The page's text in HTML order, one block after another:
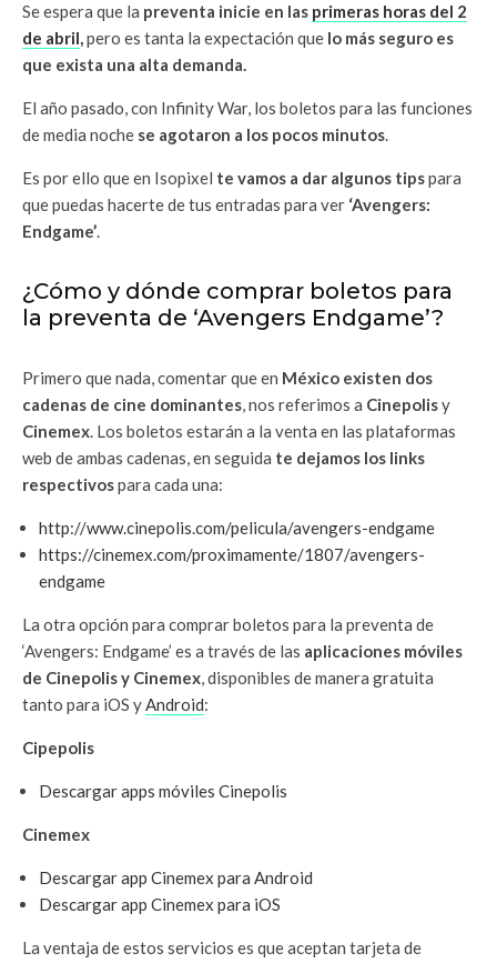
Se espera que la preventa inicie en las primeras horas del 2
de abril,pero es tanta la expectación que lo más seguro es
que exista una alta demanda.
El año pasado, con Infinity War, los boletos para las funciones
de media noche se agotaron a los pocos minutos.
Es por ello que en Isopixel te vamos a dar algunos tipspara
que puedas hacerte de tus entradas para ver ‘Avengers:
Endgame’.
¿Cómo y dónde comprar boletos para
la preventa de ‘Avengers Endgame’?
Primero que nada, comentar que en México existen dos
cadenas de cine dominantes, nos referimos a Cinepolisy
Cinemex. Los boletos estarán a la venta en las plataformas
web de ambas cadenas, en seguida te dejamos los links
respectivospara cada una:
http://www.cinepolis.com/pelicula/avengers-endgame
https://cinemex.com/proximamente/1807/avengers-
endgame
La otra opción para comprar boletos para la preventa de
‘Avengers: Endgame’ es a través de las aplicaciones móviles
de Cinepolis y Cinemex, disponibles de manera gratuita
tanto para iOS yAndroid:
Cipepolis
Descargar apps móviles Cinepolis
Cinemex
Descargar app Cinemex para Android
Descargar app Cinemex para iOS
La ventaja de estos servicios es que aceptan tarjeta de